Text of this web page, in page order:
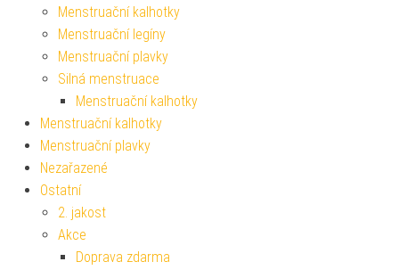
Menstruační kalhotky
Menstruační legíny
Menstruační plavky
Silná menstruace
Menstruační kalhotky
Menstruační kalhotky
Menstruační plavky
Nezařazené
Ostatní
2. jakost
Akce
Doprava zdarma